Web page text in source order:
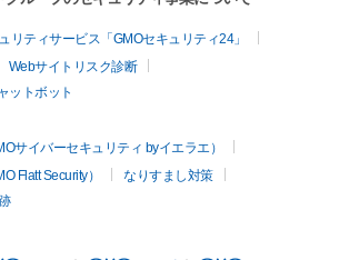
リティサービス「GMOセキュリティ24」
Webサイトリスク診断
ットボット
サイバーセキュリティ byイエラエ）
Flatt Security）
なりすまし対策